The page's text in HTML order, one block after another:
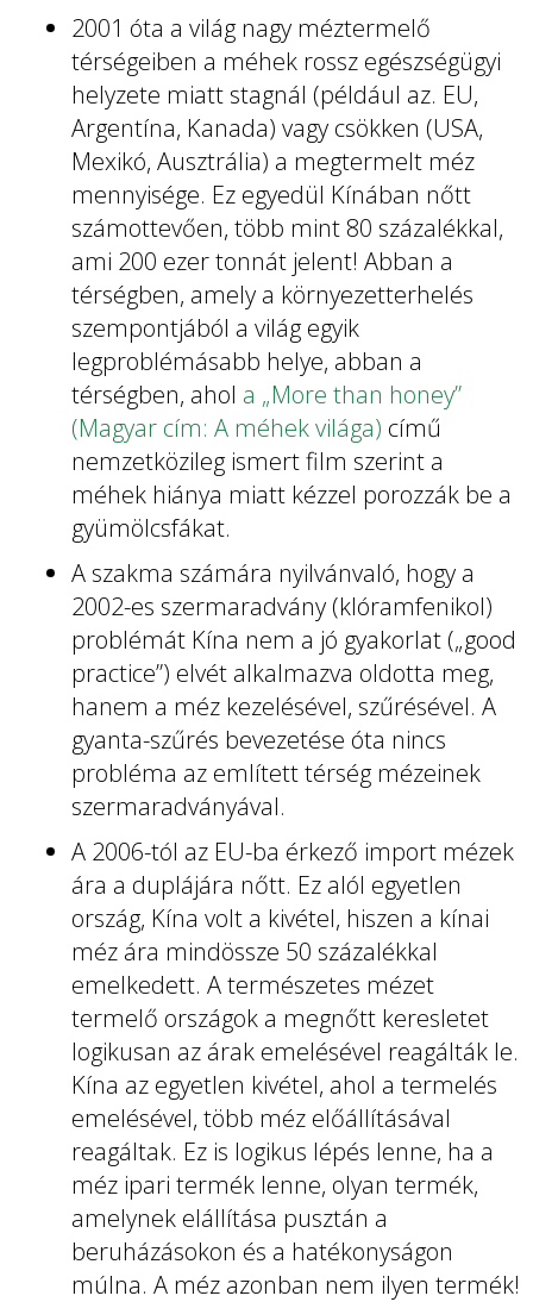
2001 óta a világ nagy méztermelő
térségeiben a méhek rossz egészségügyi
helyzete miatt stagnál (például az. EU,
Argentína, Kanada) vagy csökken (USA,
Mexikó, Ausztrália) a megtermelt méz
mennyisége. Ez egyedül Kínában nőtt
számottevően, több mint 80 százalékkal,
ami 200 ezer tonnát jelent! Abban a
térségben, amely a környezetterhelés
szempontjából a világ egyik
legproblémásabb helye, abban a
térségben, ahol a „More than honey”
(Magyar cím: A méhek világa) című
nemzetközileg ismert film szerint a
méhek hiánya miatt kézzel porozzák be a
gyümölcsfákat.
A szakma számára nyilvánvaló, hogy a
2002-es szermaradvány (klóramfenikol)
problémát Kína nem a jó gyakorlat („good
practice”) elvét alkalmazva oldotta meg,
hanem a méz kezelésével, szűrésével. A
gyanta-szűrés bevezetése óta nincs
probléma az említett térség mézeinek
szermaradványával.
A 2006-tól az EU-ba érkező import mézek
ára a duplájára nőtt. Ez alól egyetlen
ország, Kína volt a kivétel, hiszen a kínai
méz ára mindössze 50 százalékkal
emelkedett. A természetes mézet
termelő országok a megnőtt keresletet
logikusan az árak emelésével reagálták le.
Kína az egyetlen kivétel, ahol a termelés
emelésével, több méz előállításával
reagáltak. Ez is logikus lépés lenne, ha a
méz ipari termék lenne, olyan termék,
amelynek elállítása pusztán a
beruházásokon és a hatékonyságon
múlna. A méz azonban nem ilyen termék!